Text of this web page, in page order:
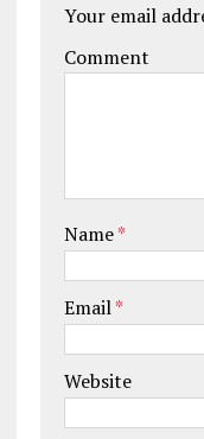
Your email
Comment
Name*
Email*
Website